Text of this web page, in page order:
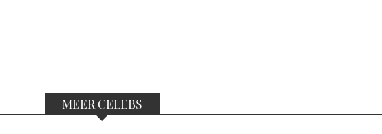
MEER CELEBS